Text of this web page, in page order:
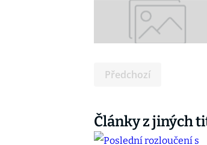
Předchozí
Články z jiných